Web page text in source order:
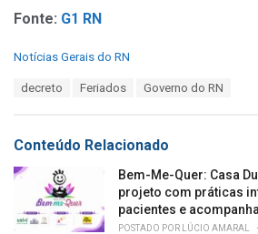
Fonte: G1 RN
C
o
r
i
Notícias Gerais do RN
:
decreto Feriados Governo do RN
Conteúdo Relacionado
Bem-Me-Quer: Casa
projeto com práticas
pacientes e
POSTADO POR LÚCIO AMARAL